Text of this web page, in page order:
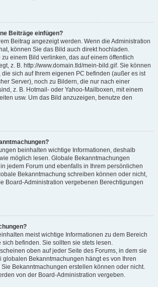
Beiträge einfügen?
Beitrag angezeigt werden. Wenn die Administration
können Sie das Bild auch direkt hochladen.
einem Bild verlinken, das auf einem öffentlich
z. B. http://www.domain.tld/mein-bild.gif. Sie können
sich auf Ihrem eigenen PC befinden (außer es ist
Server), noch zu Bildern, die nur nach einer
z. B. Hotmail- oder Yahoo-Mailboxen, mit einem
usw. Um das Bild anzuzeigen, benutze den
beinhalten wichtige Informationen, deshalb
möglich lesen. Globale Bekanntmachungen
jedem Forum und ebenfalls in Ihrem persönlichen
Bekanntmachung schreiben können oder nicht,
Board-Administration vergebenen Berechtigungen
meist wichtige Informationen zu dem Bereich
sich befinden. Sie sollten sie stets lesen.
oben auf jeder Seite des Forums, in dem sie
globalen Bekanntmachungen hängt es von Ihren
Bekanntmachungen erstellen können oder nicht.
von der Board-Administration vergeben.